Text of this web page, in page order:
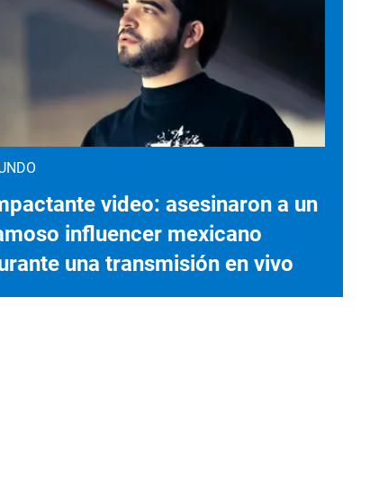
video: asesinaron a un
influencer mexicano
una transmisión en vivo